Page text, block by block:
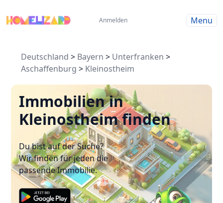
Anmelden Menu
Deutschland > Bayern > Unterfranken >
Aschaffenburg > Kleinostheim
Immobilien in
Kleinostheim finden
Du bist auf der Suche?
Wir finden für jeden die
passende Immobilie.